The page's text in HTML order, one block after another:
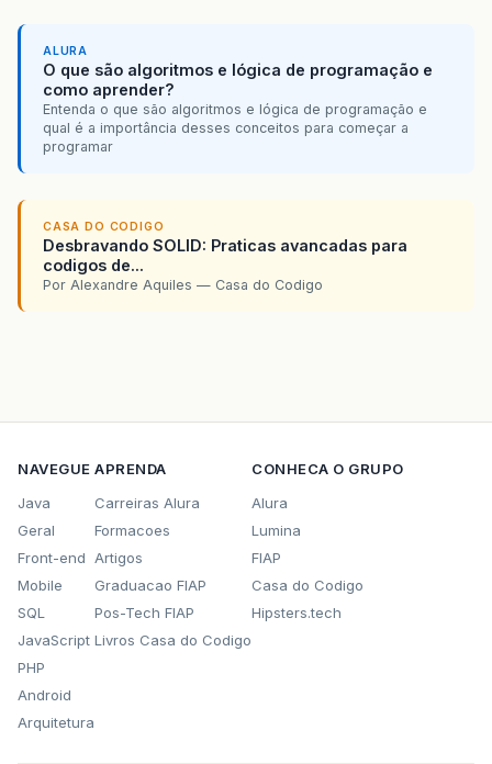
ALURA
O que são algoritmos e lógica de programação e
como aprender?
Entenda o que são algoritmos e lógica de programação e
qual é a importância desses conceitos para começar a
programar
CASA DO CODIGO
Desbravando SOLID: Praticas avancadas para
codigos de...
Por Alexandre Aquiles — Casa do Codigo
NAVEGUE
Java
Geral
Front-end
Mobile
SQL
JavaScript
PHP
Android
Arquitetura
APRENDA
Carreiras Alura
Formacoes
Artigos
Graduacao FIAP
Pos-Tech FIAP
Livros Casa do Codigo
CONHECA O GRUPO
Alura
Lumina
FIAP
Casa do Codigo
Hipsters.tech